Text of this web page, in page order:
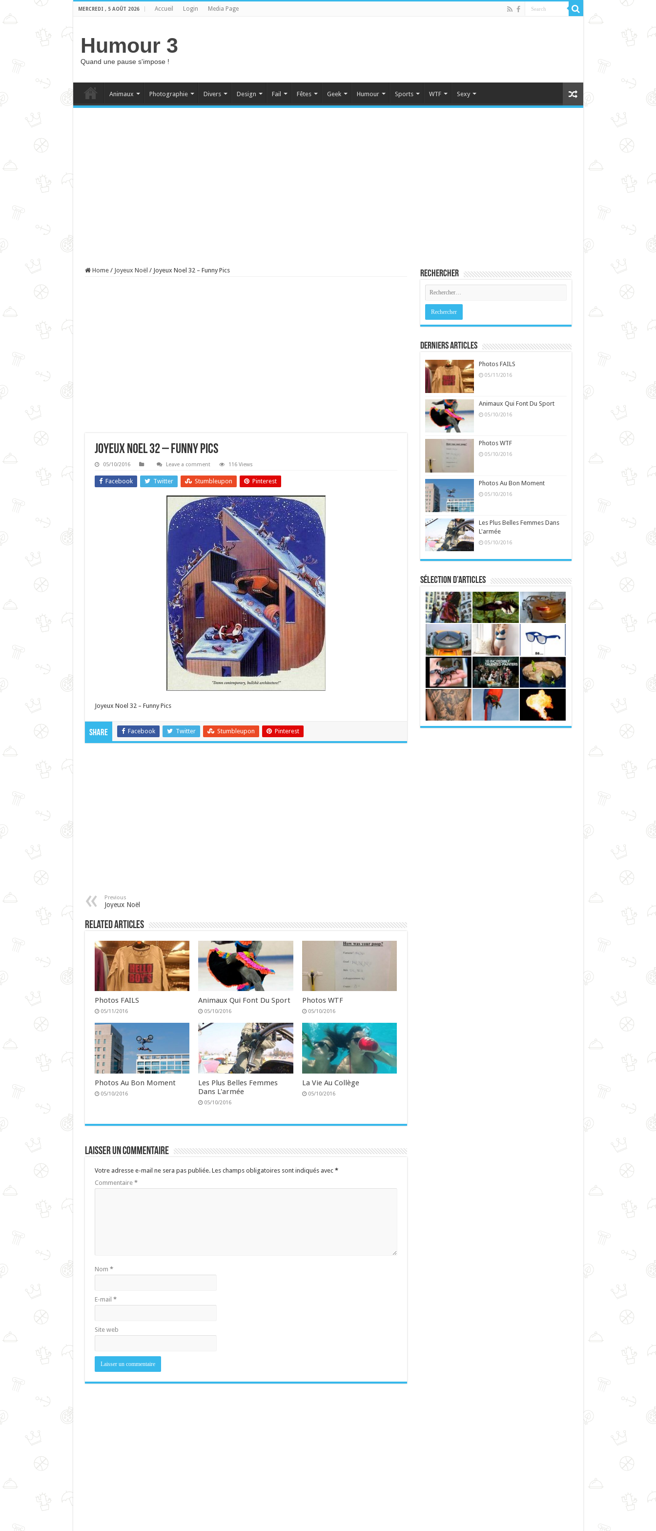
MERCREDI , 5 AOÛT 2026 Accueil Login Media Page
Humour 3
Quand une pause s'impose !
Animaux Photographie Divers Design Fail Fêtes Geek Humour Sports WTF Sexy
Home / Joyeux Noël / Joyeux Noel 32 – Funny Pics
Joyeux Noel 32 – Funny Pics
05/10/2016 Leave a comment 116 Views
Facebook Twitter Stumbleupon Pinterest
Joyeux Noel 32 – Funny Pics
Share Facebook Twitter Stumbleupon Pinterest
Previous
Joyeux Noël
Related Articles
Photos FAILS
05/11/2016
Animaux Qui Font Du Sport
05/10/2016
Photos WTF
05/10/2016
Photos Au Bon Moment
05/10/2016
Les Plus Belles Femmes
Dans L'armée
05/10/2016
La Vie Au Collège
05/10/2016
Laisser un commentaire
Votre adresse e-mail ne sera pas publiée. Les champs obligatoires sont indiqués avec *
Commentaire *
Nom *
E-mail *
Site web
Rechercher
Derniers Articles
Photos FAILS
05/11/2016
Animaux Qui Font Du Sport
05/10/2016
Photos WTF
05/10/2016
Photos Au Bon Moment
05/10/2016
Les Plus Belles Femmes Dans
L'armée
05/10/2016
Sélection d’articles